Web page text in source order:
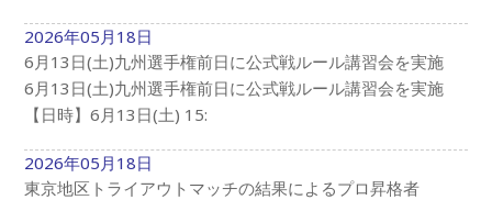
2026年05月18日
6月13日(土)九州選手権前日に公式戦ルール講習会を実施
6月13日(土)九州選手権前日に公式戦ルール講習会を実施
【日時】6月13日(土) 15:
2026年05月18日
東京地区トライアウトマッチの結果によるプロ昇格者